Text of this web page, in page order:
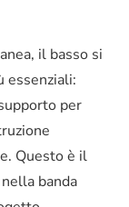
il basso si
essenziali:
per
Questo è il
banda